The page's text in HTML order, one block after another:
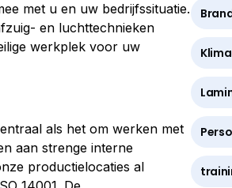
met u en uw bedrijfssituatie.
en luchttechnieken
werkplek voor uw
als het om werken met
aan strenge interne
productielocaties al